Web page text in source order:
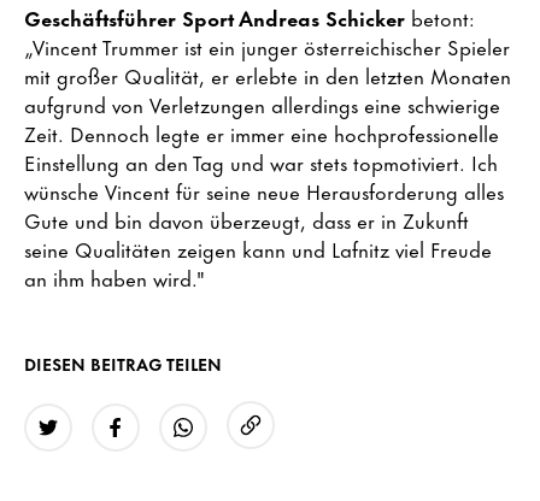
Geschäftsführer Sport Andreas Schicker betont:
„Vincent Trummer ist ein junger österreichischer Spieler
mit großer Qualität, er erlebte in den letzten Monaten
aufgrund von Verletzungen allerdings eine schwierige
Zeit. Dennoch legte er immer eine hochprofessionelle
Einstellung an den Tag und war stets topmotiviert. Ich
wünsche Vincent für seine neue Herausforderung alles
Gute und bin davon überzeugt, dass er in Zukunft
seine Qualitäten zeigen kann und Lafnitz viel Freude
an ihm haben wird."
DIESEN BEITRAG TEILEN